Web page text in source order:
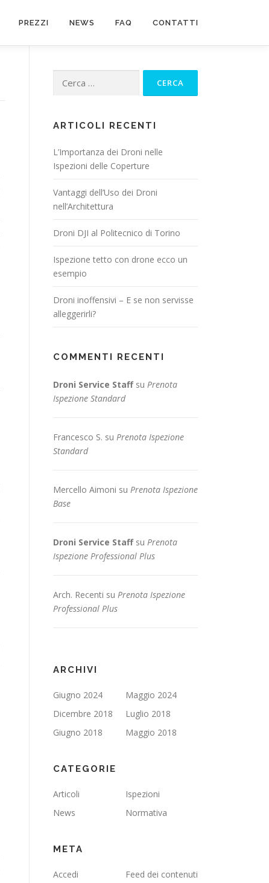
PREZZI NEWS FAQ CONTATTI
ARTICOLI RECENTI
L’Importanza dei Droni nelle
Ispezioni delle Coperture
Vantaggi dell’Uso dei Droni
nell’Architettura
Droni DJI al Politecnico di Torino
Ispezione tetto con drone ecco un
esempio
Droni inoffensivi – E se non servisse
alleggerirli?
COMMENTI RECENTI
Droni Service Staffsu Prenota
Ispezione Standard
Francesco S. su Prenota Ispezione
Standard
Mercello Aimoni su Prenota Ispezione
Base
Droni Service Staffsu Prenota
Ispezione Professional Plus
Arch. Recenti su Prenota Ispezione
Professional Plus
ARCHIVI
Giugno 2024
Maggio 2024
Dicembre 2018
Luglio 2018
Giugno 2018
Maggio 2018
CATEGORIE
Articoli
Ispezioni
News
Normativa
META
Accedi
Feed dei contenuti